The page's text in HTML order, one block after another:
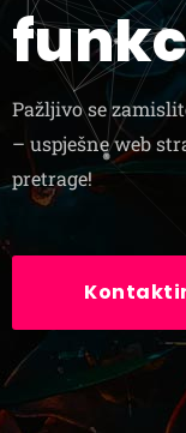
Pažljivo se
– uspješne web
pretrage!